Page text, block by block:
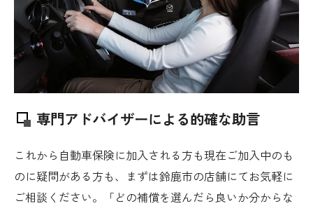
専門アドバイザーによる的確な助言
これから自動車保険に加入される方も現在ご加入中のも
のに疑問がある方も、まずは鈴鹿市の店舗にてお気軽に
ご相談ください。「どの補償を選んだら良いか分からな